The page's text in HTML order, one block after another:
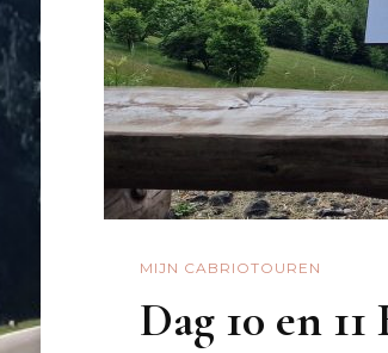
MIJN CABRIOTOUREN
Dag 10 en